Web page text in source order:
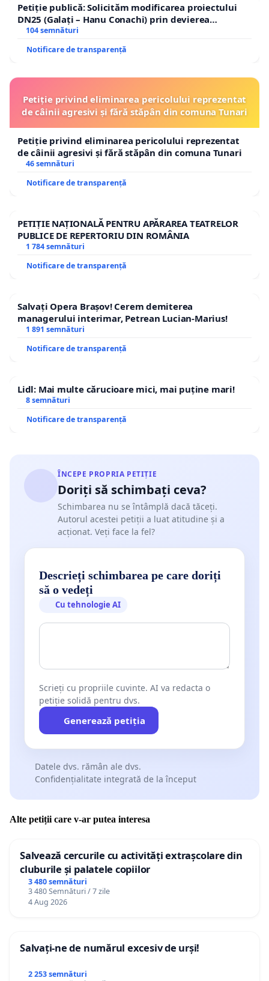
Petiție publică: Solicităm modificarea proiectului
DN25 (Galați – Hanu Conachi) prin devierea
traseului în afara localităților!
104 semnături
Notificare de transparență
Petiție privind eliminarea pericolului reprezentat
de câinii agresivi și fără stăpân din comuna Tunari
Petiție privind eliminarea pericolului reprezentat
de câinii agresivi și fără stăpân din comuna Tunari
46 semnături
Notificare de transparență
PETIȚIE NAȚIONALĂ PENTRU APĂRAREA TEATRELOR
PUBLICE DE REPERTORIU DIN ROMÂNIA
1 784 semnături
Notificare de transparență
Salvați Opera Brașov! Cerem demiterea
managerului interimar, Petrean Lucian-Marius!
1 891 semnături
Notificare de transparență
Lidl: Mai multe cărucioare mici, mai puține mari!
8 semnături
Notificare de transparență
ÎNCEPE PROPRIA PETIȚIE
Doriți să schimbați ceva?
Schimbarea nu se întâmplă dacă tăceți.
Autorul acestei petiții a luat atitudine și a
acționat. Veți face la fel?
Descrieți schimbarea pe care doriți
să o vedeți
Cu tehnologie AI
Scrieți cu propriile cuvinte. AI va redacta o
petiție solidă pentru dvs.
Generează petiția
Datele dvs. rămân ale dvs.
Confidențialitate integrată de la început
Alte petiții care v-ar putea interesa
Salvează cercurile cu activități extrașcolare din
cluburile și palatele copiilor
3 480 semnături
3 480 Semnături / 7 zile
4 Aug 2026
Salvați-ne de numărul excesiv de urși!
2 253 semnături